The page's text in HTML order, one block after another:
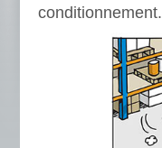
conditionnement.